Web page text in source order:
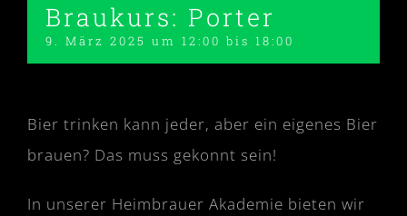
Braukurs: Porter
9. März 2025 um 12:00 bis 18:00
Bier trinken kann jeder, aber ein eigenes Bier
brauen? Das muss gekonnt sein!
In unserer Heimbrauer Akademie bieten wir